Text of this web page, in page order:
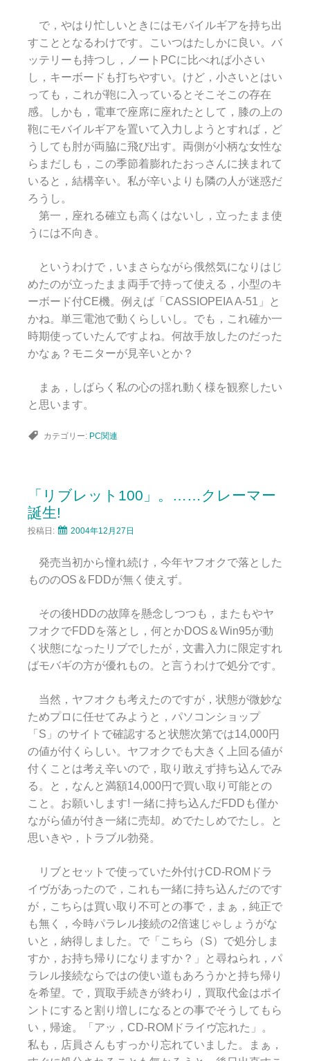
で，やはり忙しいときにはモバイルギアを持ち出
すこととなるわけです。こいつはたしかに良い。バ
ッテリーも持つし，ノートPCに比べれば小さい
し，キーボードも打ちやすい。けど，小さいとはい
っても，これが鞄に入っているとそこそこの存在
感。しかも，電車で座席に座れたとして，膝の上の
鞄にモバイルギアを置いて入力しようとすれば，ど
うしても肘が両脇に飛び出す。両側が小柄な女性な
らまだしも，この季節着膨れたおっさんに挟まれて
いると，結構辛い。私が辛いよりも隣の人が迷惑だ
ろうし。
第一，座れる確立も高くはないし，立ったまま使
うには不向き。
というわけで，いまさらながら俄然気になりはじ
めたのが立ったまま両手で持って使える，小型のキ
ーボード付CE機。例えば「CASSIOPEIA A-51」と
かね。単三電池で動くらしいし。でも，これ確か一
時期使っていたんですよね。何故手放したのだった
かなぁ？モニターが見辛いとか？
まぁ，しばらく私の心の揺れ動く様を観察したい
と思います。
カテゴリー: PC関連
「リブレット100」。……クレーマー
誕生!
投稿日: 2004年12月27日
発売当初から憧れ続け，今年ヤフオクで落とした
もののOS＆FDDが無く使えず。
その後HDDの故障を懸念しつつも，またもやヤ
フオクでFDDを落とし，何とかDOS＆Win95が動
く状態になったリブでしたが，文書入力に限定すれ
ばモバギの方が優れもの。と言うわけで処分です。
当然，ヤフオクも考えたのですが，状態が微妙な
ためプロに任せてみようと，パソコンショップ
「S」のサイトで確認すると状態次第では14,000円
の値が付くらしい。ヤフオクでも大きく上回る値が
付くことは考え辛いので，取り敢えず持ち込んでみ
る。と，なんと満額14,000円で買い取り可能との
こと。お願いします! 一緒に持ち込んだFDDも僅か
ながら値が付き一緒に売却。めでたしめでたし。と
思いきや，トラブル勃発。
リブとセットで使っていた外付けCD-ROMドラ
イヴがあったので，これも一緒に持ち込んだのです
が，こちらは買い取り不可との事で，まぁ，純正で
も無く，今時パラレル接続の2倍速じゃしょうがな
いと，納得しました。で「こちら（S）で処分しま
すか，お持ち帰りになりますか？」と尋ねられ，パ
ラレル接続ならではの使い道もあろうかと持ち帰り
を希望。で，買取手続きが終わり，買取代金はポイ
ントにすると割り増しになるとの事でそうしてもら
い，帰途。「アッ，CD-ROMドライヴ忘れた」。
私も，店員さんもすっかり忘れていました。まぁ，